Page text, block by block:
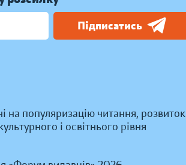
Підписатись
на популяризацію читання, розвиток
і освітнього рівня